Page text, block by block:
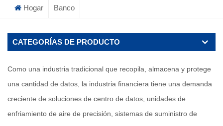
Hogar Banco
CATEGORÍAS DE PRODUCTO
Como una industria tradicional que recopila, almacena y protege
una cantidad de datos, la industria financiera tiene una demanda
creciente de soluciones de centro de datos, unidades de
enfriamiento de aire de precisión, sistemas de suministro de